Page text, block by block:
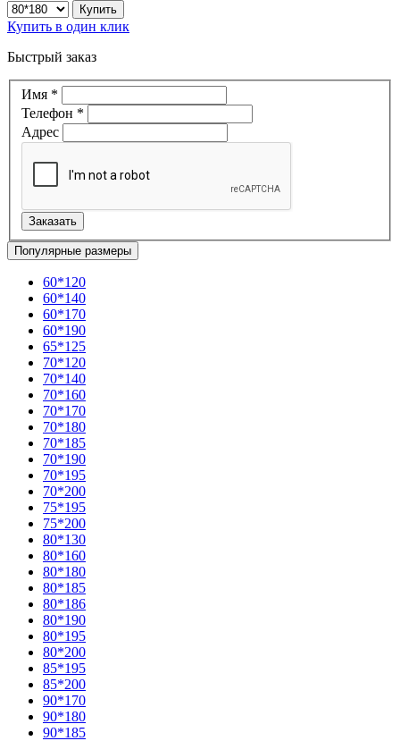
Купить в один клик
Быстрый заказ
Имя *
Телефон *
Адрес
Популярные размеры
60*120
60*140
60*170
60*190
65*125
70*120
70*140
70*160
70*170
70*180
70*185
70*190
70*195
70*200
75*195
75*200
80*130
80*160
80*180
80*185
80*186
80*190
80*195
80*200
85*195
85*200
90*170
90*180
90*185